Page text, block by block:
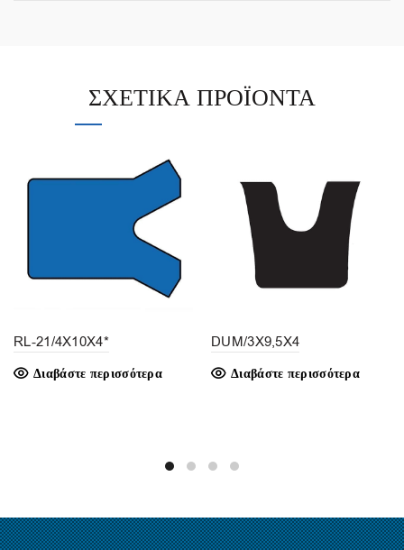
ΣΧΕΤΙΚΆ ΠΡΟΪΌΝΤΑ
RL-21/4X10X4*
Διαβάστε περισσότερα
DUM/3X9,5X4
Διαβάστε περισσότερα